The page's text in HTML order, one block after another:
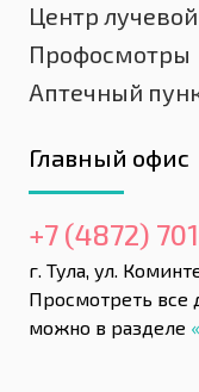
Центр
Профосмотры
Аптечный
Главный офис
+7 (4872)
г. Тула, ул.
Просмотреть все
можно в разделе